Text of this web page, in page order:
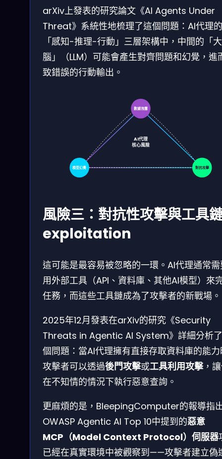
arXiv上發表的研究論文《AI Agents Under
Threat》系統性地梳理了這個問題：AI代理的
「感知-推理-行動」三層架構中，中間的「大
腦」（LLM）可能會產生對齊問題和幻覺，進
致錯誤的行動輸出。
數據洩露
模型幻覺 對抗攻擊
AI代理
核心風險
風險三：對抗性攻擊與工具
exploitation
這可能是最容易被忽略的一環。AI代理通常
用外部工具（API、資料庫、其他AI模型）來
任務，而這些工具鏈成為了攻擊者的新戰場。
2025年12月發表在arXiv的研究《Security
Threats in Agentic AI System》詳細分析
個問題：當AI代理擁有直接存取資料庫的能
攻擊者可以透過後門攻擊或工具利用攻擊，
在不知情的情況下執行惡意查詢。
更麻煩的是，BleepingComputer的報導指
OWASP Agentic AI Top 10中提到的惡意
MCP（Model Context Protocol）伺服器
已經在真實環境中被觀察到——攻擊者建立偽